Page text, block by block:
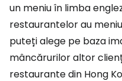
un meniu în limba
restaurantelor au
puteți alege pe baza
mâncărurilor altor
restaurante din Hong